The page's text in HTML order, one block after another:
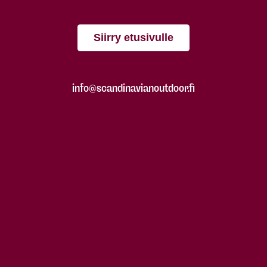
Siirry etusivulle
info@scandinavianoutdoor.fi